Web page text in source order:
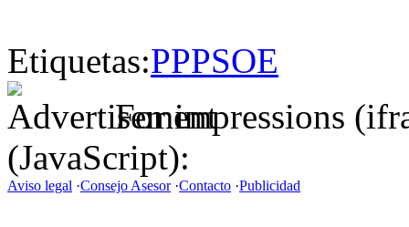
Etiquetas:PPPSOE
For impressions
(JavaScript):
Aviso legal ·Consejo Asesor·Contacto ·Publicidad